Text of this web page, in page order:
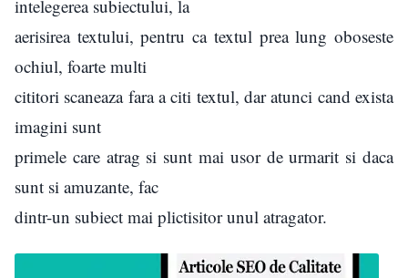
intelegerea subiectului, la
aerisirea textului, pentru ca textul prea lung oboseste
ochiul, foarte multi
cititori scaneaza fara a citi textul, dar atunci cand exista
imagini sunt
primele care atrag si sunt mai usor de urmarit si daca
sunt si amuzante, fac
dintr-un subiect mai plictisitor unul atragator.